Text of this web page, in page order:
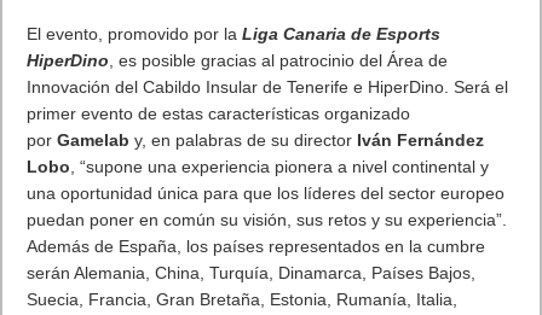
El evento, promovido por laLiga Canaria de Esports
HiperDino, es posible gracias al patrocinio del Área de
Innovación del Cabildo Insular de Tenerife e HiperDino. Será el
primer evento de estas características organizado
porGamelab y, en palabras de su director Iván Fernández
Lobo, “supone una experiencia pionera a nivel continental y
una oportunidad única para que los líderes del sector europeo
puedan poner en común su visión, sus retos y su experiencia”.
Además de España, los países representados en la cumbre
serán Alemania, China, Turquía, Dinamarca, Países Bajos,
Suecia, Francia, Gran Bretaña, Estonia, Rumanía, Italia,